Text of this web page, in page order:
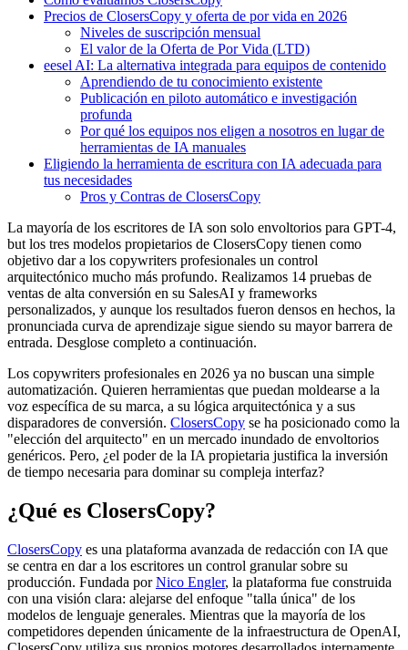
Precios de ClosersCopy y oferta de por vida en 2026
Niveles de suscripción mensual
El valor de la Oferta de Por Vida (LTD)
eesel AI: La alternativa integrada para equipos de contenido
Aprendiendo de tu conocimiento existente
Publicación en piloto automático e investigación
profunda
Por qué los equipos nos eligen a nosotros en lugar de
herramientas de IA manuales
Eligiendo la herramienta de escritura con IA adecuada para
tus necesidades
Pros y Contras de ClosersCopy
La mayoría de los escritores de IA son solo envoltorios para GPT-4,
but los tres modelos propietarios de ClosersCopy tienen como
objetivo dar a los copywriters profesionales un control
arquitectónico mucho más profundo. Realizamos 14 pruebas de
ventas de alta conversión en su SalesAI y frameworks
personalizados, y aunque los resultados fueron densos en hechos, la
pronunciada curva de aprendizaje sigue siendo su mayor barrera de
entrada. Desglose completo a continuación.
Los copywriters profesionales en 2026 ya no buscan una simple
automatización. Quieren herramientas que puedan moldearse a la
voz específica de su marca, a su lógica arquitectónica y a sus
disparadores de conversión. ClosersCopy se ha posicionado como la
"elección del arquitecto" en un mercado inundado de envoltorios
genéricos. Pero, ¿el poder de la IA propietaria justifica la inversión
de tiempo necesaria para dominar su compleja interfaz?
¿Qué es ClosersCopy?
ClosersCopy es una plataforma avanzada de redacción con IA que
se centra en dar a los escritores un control granular sobre su
producción. Fundada porNico Engler, la plataforma fue construida
con una visión clara: alejarse del enfoque "talla única" de los
modelos de lenguaje generales. Mientras que la mayoría de los
competidores dependen únicamente de la infraestructura de OpenAI,